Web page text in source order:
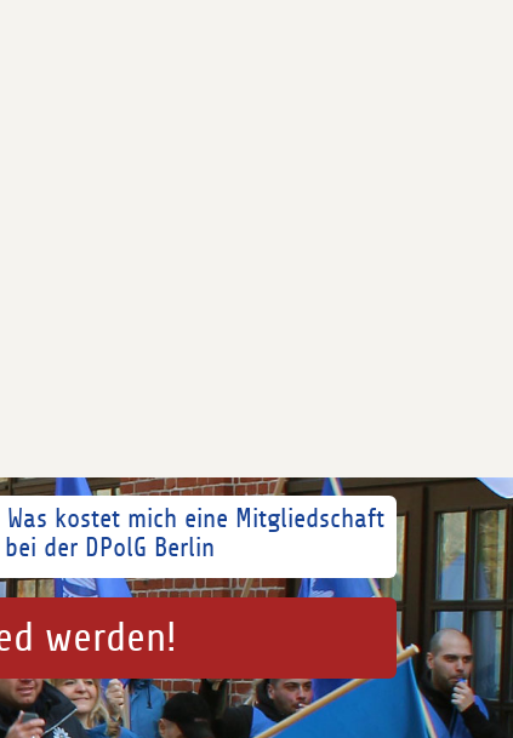
Was kostet mich eine Mitgliedschaft
bei der DPolG Berlin
werden!